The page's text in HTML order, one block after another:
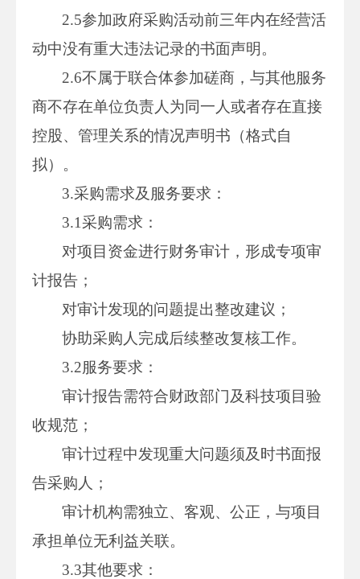
2.5参加政府采购活动前三年内在经营活
动中没有重大违法记录的书面声明。
2.6不属于联合体参加磋商，与其他服务
商不存在单位负责人为同一人或者存在直接
控股、管理关系的情况声明书（格式自
拟）。
3.采购需求及服务要求：
3.1采购需求：
对项目资金进行财务审计，形成专项审
计报告；
对审计发现的问题提出整改建议；
协助采购人完成后续整改复核工作。
3.2服务要求：
审计报告需符合财政部门及科技项目验
收规范；
审计过程中发现重大问题须及时书面报
告采购人；
审计机构需独立、客观、公正，与项目
承担单位无利益关联。
3.3其他要求：